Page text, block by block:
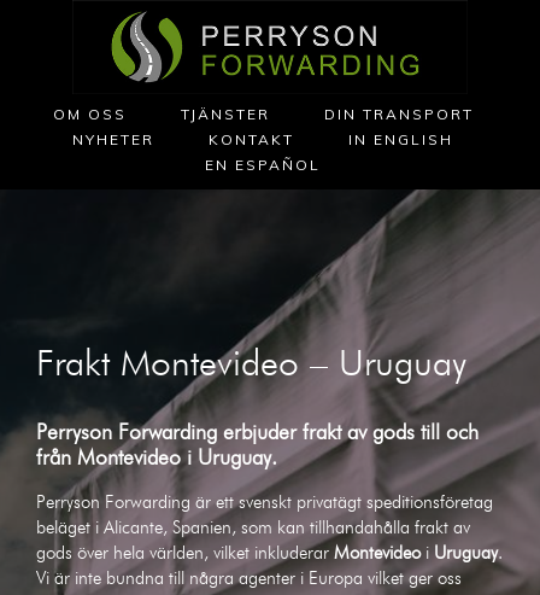
OM OSS TJÄNSTER
DIN TRANSPORT
NYHETER
KONTAKT
IN ENGLISH
EN ESPAÑOL
Frakt Montevideo – Uruguay
Perryson Forwarding erbjuder frakt av gods till och
från Montevideo i Uruguay.
Perryson Forwarding är ett svenskt privatägt speditionsföretag
beläget i Alicante, Spanien, som kan tillhandahålla frakt av
gods över hela världen, vilket inkluderar Montevideoi Uruguay.
Vi är inte bundna till några agenter i Europa vilket ger oss